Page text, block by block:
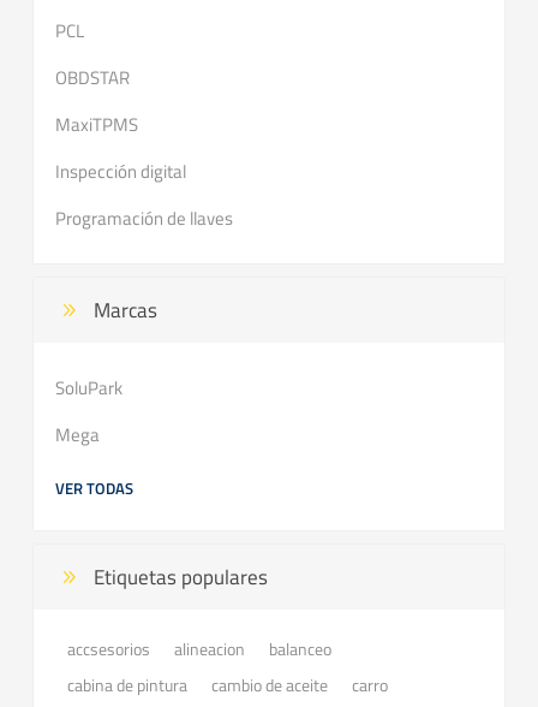
PCL
OBDSTAR
MaxiTPMS
Inspección digital
Programación de llaves
Marcas
SoluPark
Mega
VER TODAS
Etiquetas populares
accsesorios alineacion
balanceo
cabina de pintura
cambio de aceite
carro